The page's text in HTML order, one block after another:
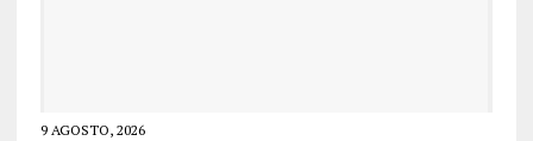
9 AGOSTO, 2026